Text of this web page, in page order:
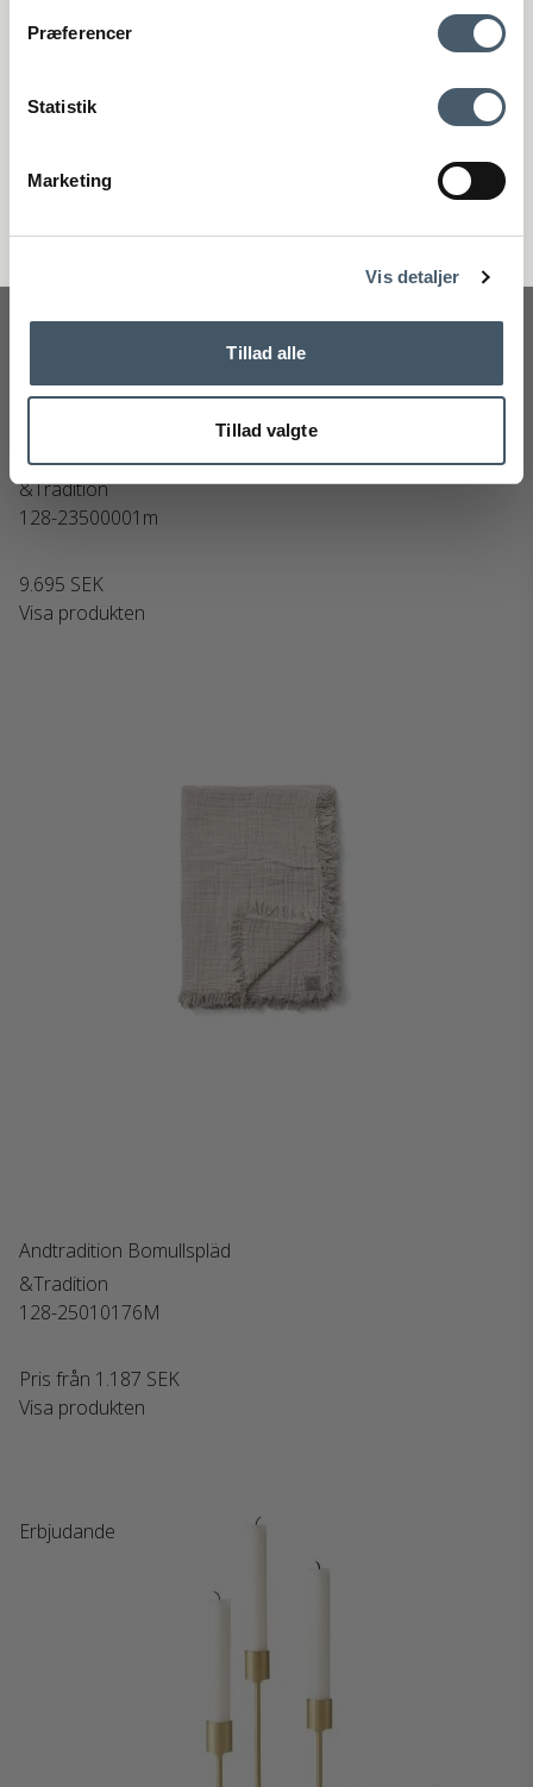
Præferencer
Statistik
Marketing
Vis detaljer
Tillad alle
Tillad valgte
Andtradition Alima Rullbord NDS1
&Tradition
128-23500001m
9.695 SEK
Visa produkten
Andtradition Bomullspläd
&Tradition
128-25010176M
Pris från 1.187 SEK
Visa produkten
Erbjudande
Genom att anmäla dig till vårt nyhetsbrev godkänner du att få vårt
Nej tack